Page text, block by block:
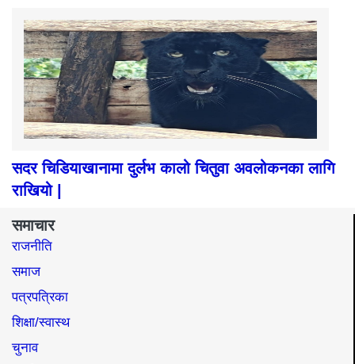
सदर चिडियाखानामा दुर्लभ कालो चितुवा अवलोकनका लागि
राखियो |
समाचार
राजनीति
समाज​
पत्रपत्रिका
शिक्षा/स्वास्थ
चुनाव